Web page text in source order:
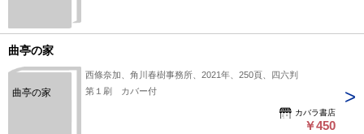
曲亭の家
曲亭の家
西條奈加、角川春樹事務所、2021年、250頁、四六判
第１刷 カバー付
カバラ書店
￥450